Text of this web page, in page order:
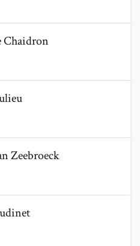
Chaidron
Chaidron
Dulieu
Zeebroeck
Zeebroeck